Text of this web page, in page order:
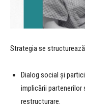
Strategia se
Dialog social și
implicării partenerilor
restructurare.